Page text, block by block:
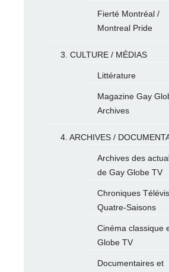
Fierté Montréal /
Montreal Pride
3. CULTURE / MÉDIAS
Littérature
Magazine Gay
Archives
4. ARCHIVES /
Archives des
de Gay Globe TV
Chroniques
Quatre-Saisons
Cinéma classique
Globe TV
Documentaires et